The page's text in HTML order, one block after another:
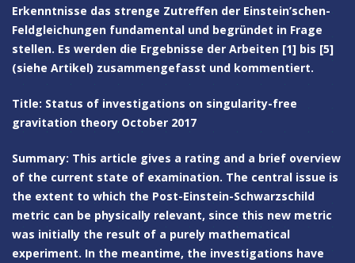
Erkenntnisse das strenge Zutreffen der Einstein’schen-
Feldgleichungen fundamental und begründet in Frage
stellen. Es werden die Ergebnisse der Arbeiten [1] bis [5]
(siehe Artikel) zusammengefasst und kommentiert.
Title: Status of investigations on singularity-free
gravitation theory October 2017
Summary: This article gives a rating and a brief overview
of the current state of examination. The central issue is
the extent to which the Post-Einstein-Schwarzschild
metric can be physically relevant, since this new metric
was initially the result of a purely mathematical
experiment. In the meantime, the investigations have